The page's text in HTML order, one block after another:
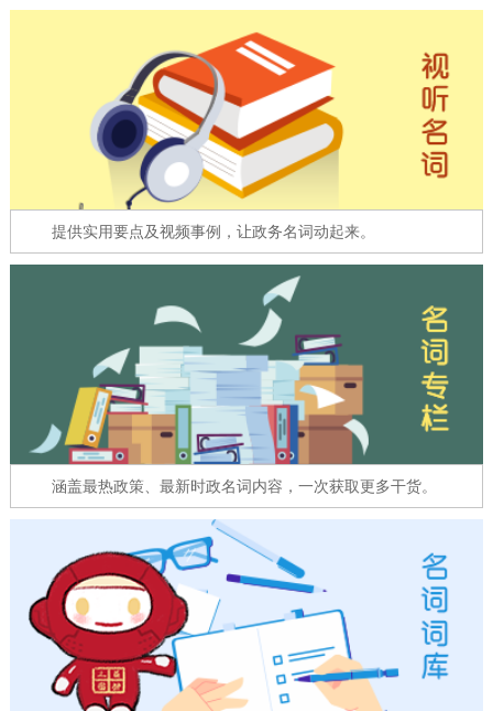
12345网上接诉即办 我要咨询 我要建议
在线访谈 图说互动
走进北京
十六区概览
绿色北京 图说北京 视频北京
多语种
ENGLISH 한국어 日本語
FRANÇAIS
ESPAÑOL العربية PORTUGUÊS
ITALIANO
提供实用要点及视频事例，让政务名词动起来。
涵盖最热政策、最新时政名词内容，一次获取更多干货。